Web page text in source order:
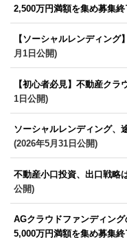
2,500万円満額を集め募集終
【ソーシャルレンディン
月1日公開)
【初心者必見】不動産ク
1日公開)
ソーシャルレンディング、
(2026年5月31日公開)
不動産小口投資、出口戦略
公開)
AGクラウドファンディング
5,000万円満額を集め募集終